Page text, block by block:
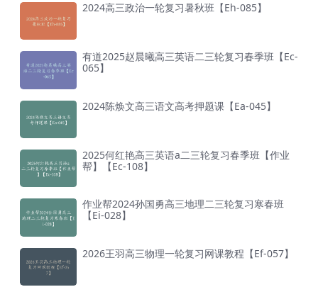
2024高三政治一轮复习暑秋班【Eh-085】
有道2025赵晨曦高三英语二三轮复习春季班【Ec-
065】
2024陈焕文高三语文高考押题课【Ea-045】
2025何红艳高三英语a二三轮复习春季班【作业
帮】【Ec-108】
作业帮2024孙国勇高三地理二三轮复习寒春班
【Ei-028】
2026王羽高三物理一轮复习网课教程【Ef-057】